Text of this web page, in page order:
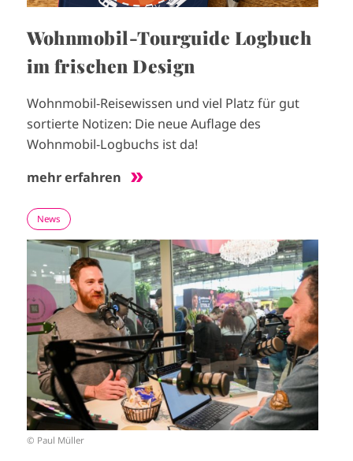
Wohnmobil-Tourguide Logbuch
im frischen Design
Wohnmobil-Reisewissen und viel Platz für gut
sortierte Notizen: Die neue Auflage des
Wohnmobil-Logbuchs ist da!
mehr erfahren
News
a
g
e
© Paul Müller